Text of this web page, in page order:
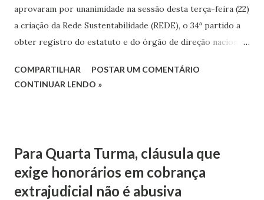
aprovaram por unanimidade na sessão desta terça-feira (22)
a criação da Rede Sustentabilidade (REDE), o 34ª partido a
obter registro do estatuto e do órgão de direção nacional
julgamento desta noite a exigência de caráter nacional
alguns artigos de seu estatuto partidário que estão em
desacordo com a legislação eleitoral. A REDE terá o
número 18 nas urnas eletrônicas.
COMPARTILHAR
POSTAR UM COMENTÁRIO
CONTINUAR LENDO »
Para Quarta Turma, cláusula que
exige honorários em cobrança
extrajudicial não é abusiva